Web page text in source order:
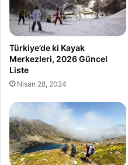
Türkiye’de ki Kayak
Merkezleri, 2026 Güncel
Liste
Nisan 28, 2024